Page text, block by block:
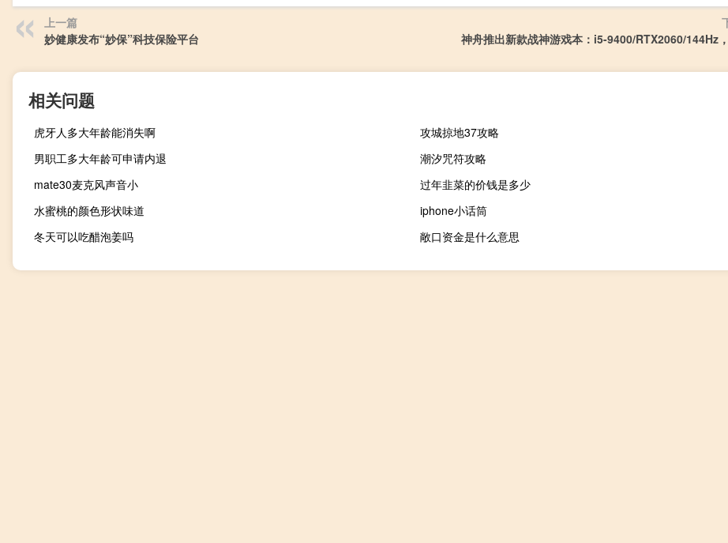
上一篇
妙健康发布“妙保”科技保险平台
神舟推出新款战神游戏本：i5-9400/RTX2060/144Hz
相关问题
虎牙人多大年龄能消失啊
攻城掠地37攻略
男职工多大年龄可申请内退
潮汐咒符攻略
mate30麦克风声音小
过年韭菜的价钱是多少
水蜜桃的颜色形状味道
iphone小话筒
冬天可以吃醋泡姜吗
敞口资金是什么意思